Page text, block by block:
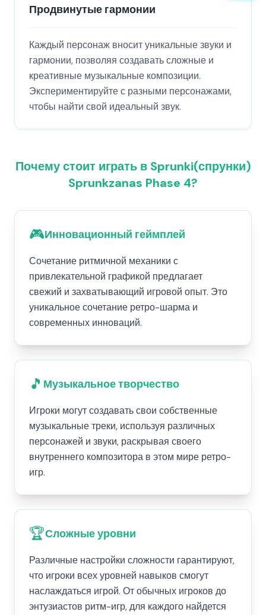
Продвинутые гармонии
Каждый персонаж вносит уникальные звуки и
гармонии, позволяя создавать сложные и
креативные музыкальные композиции.
Экспериментируйте с разными персонажами,
чтобы найти свой идеальный звук.
Почему стоит играть в Sprunki(спрунки)
Sprunkzanas Phase 4?
🎮Инновационный геймплей
Сочетание ритмичной механики с
привлекательной графикой предлагает
свежий и захватывающий игровой опыт. Это
уникальное сочетание ретро-шарма и
современных инноваций.
🎵 Музыкальное творчество
Игроки могут создавать свои собственные
музыкальные треки, используя различных
персонажей и звуки, раскрывая своего
внутреннего композитора в этом мире ретро-
игр.
🏆Сложные уровни
Различные настройки сложности гарантируют,
что игроки всех уровней навыков смогут
наслаждаться игрой. От обычных игроков до
энтузиастов ритм-игр, для каждого найдется